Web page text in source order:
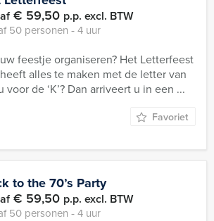
€ 59,50 p.p. excl. BTW
50 personen ‐ 4 uur
feestje organiseren? Het Letterfeest
alles te maken met de letter van
de ‘K’? Dan arriveert u in een ...
Favoriet
to the 70’s Party
€ 59,50 p.p. excl. BTW
50 personen ‐ 4 uur